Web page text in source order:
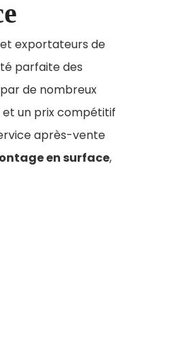
exportateurs de
parfaite des
de nombreux
et un prix compétitif
après-vente
en surface,